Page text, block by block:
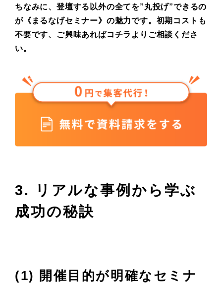
ちなみに、登壇する以外の全てを”丸投げ”できるの
が《まるなげセミナー》の魅力です。初期コストも
不要です、ご興味あればコチラよりご相談くださ
い。
3. リアルな事例から学ぶ
成功の秘訣
(1) 開催目的が明確なセミナ